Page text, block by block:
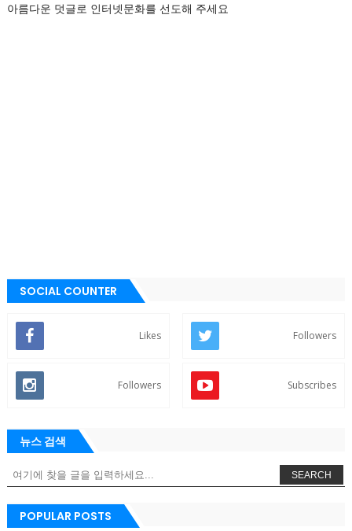
아름다운 덧글로 인터넷문화를 선도해 주세요
SOCIAL COUNTER
Likes Followers
Followers Subscribes
뉴스 검색
SEARCH
POPULAR POSTS